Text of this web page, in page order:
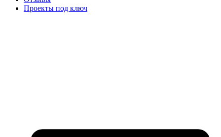
Проекты под ключ